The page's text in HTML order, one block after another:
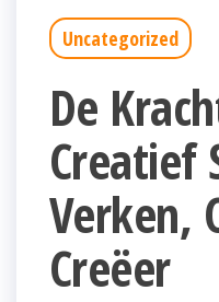
Uncategorized
De
Creatief
Verken,
Creëer